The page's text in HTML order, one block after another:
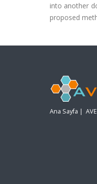
into another
proposed
Ana Sayfa |